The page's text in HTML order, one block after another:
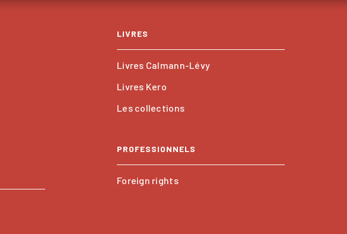
LIVRES
Livres Calmann-Lévy
Livres Kero
Les collections
PROFESSIONNELS
Foreign rights